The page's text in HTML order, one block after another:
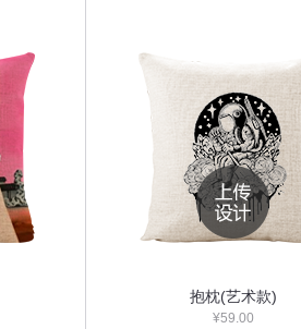
抱枕(艺术款)
¥59.00